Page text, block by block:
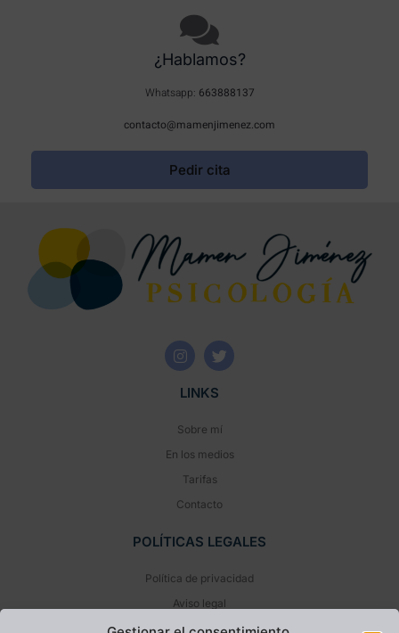
¿Hablamos?
Whatsapp: 663888137
contacto@mamenjimenez.com
Pedir cita
LINKS
Sobre mí
En los medios
Tarifas
Contacto
POLÍTICAS LEGALES
Política de privacidad
Aviso legal
Política de cookies (UE)